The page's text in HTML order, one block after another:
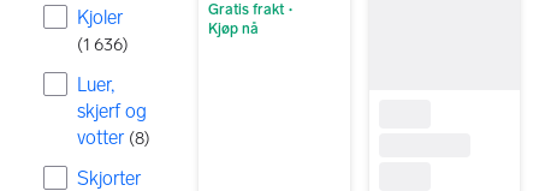
Kjoler
(1 636)
Luer,
skjerf og
votter (8)
Skjorter
Gratis frakt •
Kjøp nå